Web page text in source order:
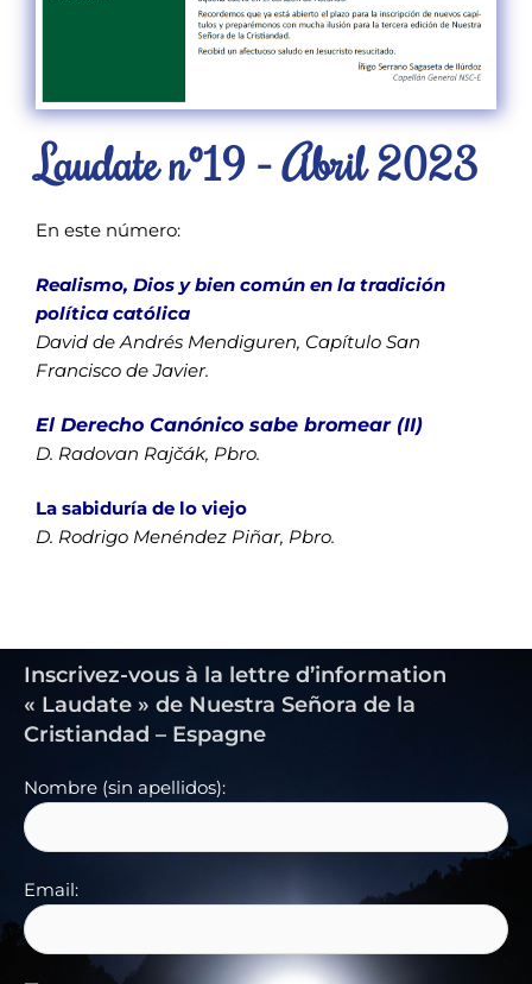
Laudate nº19 - Abril 2023
En este número:
Realismo, Dios y bien común en la tradición
política católica
David de Andrés Mendiguren, Capítulo San
Francisco de Javier.
El Derecho Canónico sabe bromear (II)
D. Radovan Rajčák, Pbro.
La sabiduría de lo viejo
D. Rodrigo Menéndez Piñar, Pbro.
Inscrivez-vous à la lettre d’information
« Laudate » de Nuestra Señora de la
Cristiandad – Espagne
Nombre (sin apellidos):
Email: